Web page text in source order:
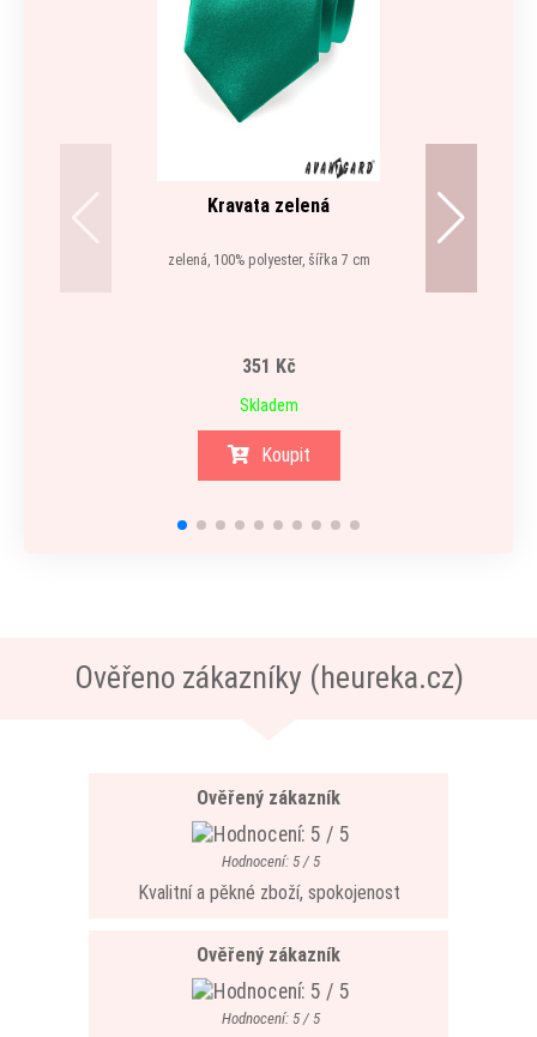
Kravata zelená
zelená, 100% polyester, šířka 7 cm
351 Kč
Skladem
Koupit
Ověřeno zákazníky (heureka.cz)
Ověřený zákazník
Hodnocení: 5 / 5
Kvalitní a pěkné zboží, spokojenost
Ověřený zákazník
Hodnocení: 5 / 5